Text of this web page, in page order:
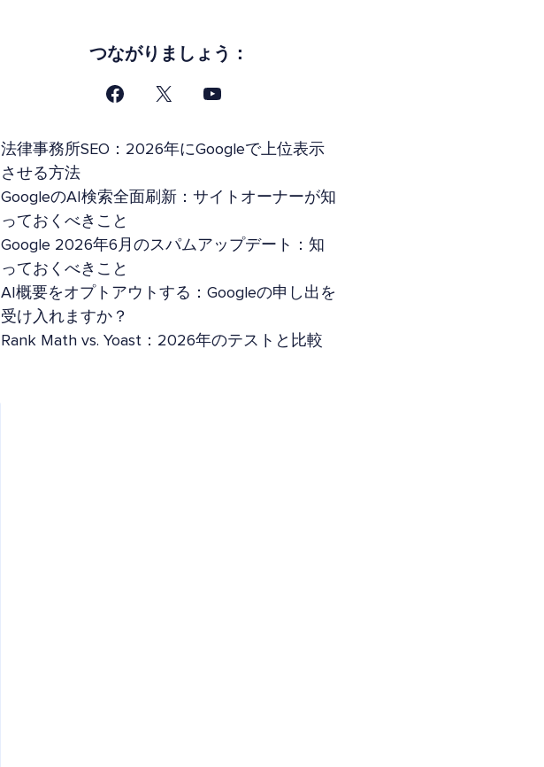
つながりましょう：
法律事務所SEO：2026年にGoogleで上位表示
させる方法
GoogleのAI検索全面刷新：サイトオーナーが知
っておくべきこと
Google 2026年6月のスパムアップデート：知
っておくべきこと
AI概要をオプトアウトする：Googleの申し出を
受け入れますか？
Rank Math vs. Yoast：2026年のテストと比較